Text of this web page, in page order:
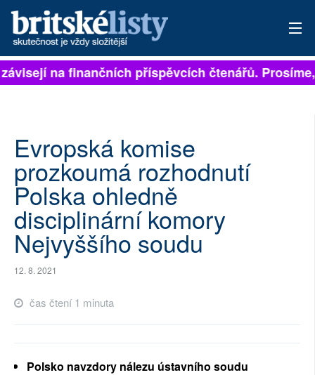
PŘIHLÁSIT
ARCHIV
ROZHOVORY
TÉMATA
NEJČTENĚJŠÍ ZA 7 DNÍ
AUTOŘI
PŘÍSPĚVKY NA PROVOZ
RUBRIKY
na finančních příspěvcích čtenářů.
Evropská komise
prozkoumá rozhodnutí
Polska ohledně
disciplinární komory
Nejvyššího soudu
12. 8. 2021
čas čtení 1 minuta
Polsko navzdory nálezu ústavního soudu